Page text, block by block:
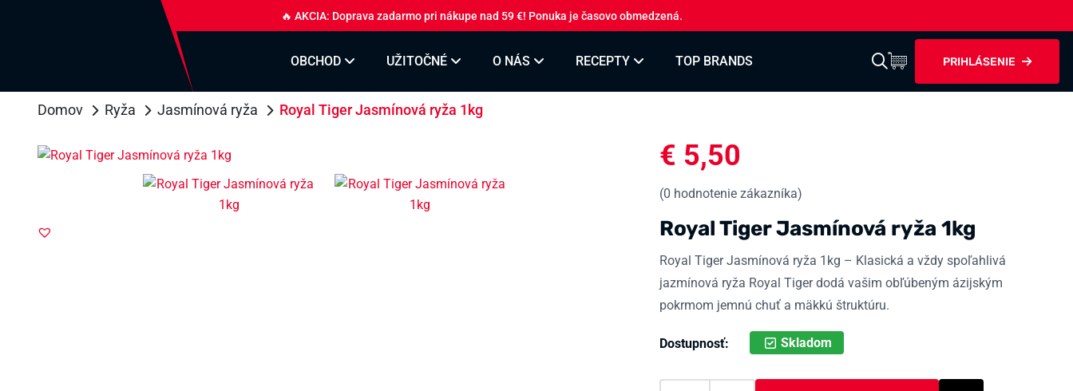
🔥 AKCIA: Doprava zadarmo pri nákupe nad 59 €! Ponuka je časovo obmedzená.
OBCHOD UŽITOČNÉ O NÁS RECEPTY TOP BRANDS PRIHLÁSENIE
Domov Ryža Jasmínová ryža Royal Tiger Jasmínová ryža 1kg
€ 5,50
(0 hodnotenie zákazníka)
Royal Tiger Jasmínová ryža 1kg
Royal Tiger Jasmínová ryža 1kg – Klasická a vždy spoľahlivá
jazmínová ryža Royal Tiger dodá vašim obľúbeným ázijským
pokrmom jemnú chuť a mäkkú štruktúru.
Dostupnosť: Skladom